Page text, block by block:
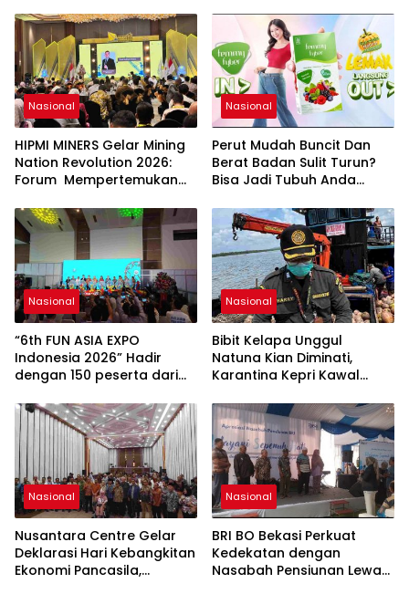
Nasional
HIPMI MINERS Gelar Mining
Nation Revolution 2026:
Forum Mempertemukan
Investor, Akademisi, dan
Pengusaha dalam
Mendukung Percepatan
Hilirisasi Nasional.
Nasional
Perut Mudah Buncit Dan
Berat Badan Sulit Turun?
Bisa Jadi Tubuh Anda
Nasional
“6th FUN ASIA EXPO
Indonesia 2026” Hadir
dengan 150 peserta dari
Industri Taman Rekreasi
dan Ekosistem Pariwisata
di Tanah Air
Nasional
Bibit Kelapa Unggul
Natuna Kian Diminati,
Karantina Kepri Kawal
Bintan
Nasional
Nusantara Centre Gelar
Deklarasi Hari Kebangkitan
Ekonomi Pancasila,
Nasional
BRI BO Bekasi Perkuat
Kedekatan dengan
Nasabah Pensiunan Lewat